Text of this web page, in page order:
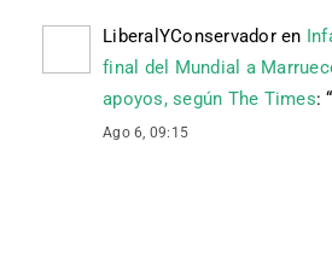
LiberalYConservadoren
final del Mundial a
apoyos, según The Times: “
Ago 6, 09:15